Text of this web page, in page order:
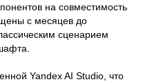
на совместимость
с месяцев до
сценарием
Yandex AI Studio, что